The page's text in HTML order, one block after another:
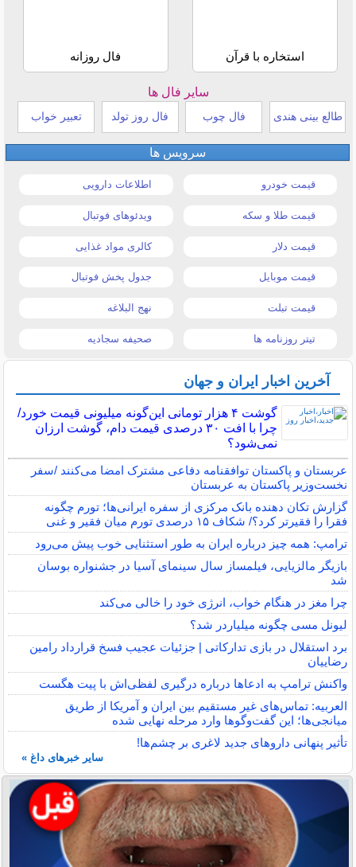
استخاره با قرآن فال روزانه
سایر فال ها
طالع بینی هندی فال چوب فال روز تولد تعبیر خواب
سرویس ها
قیمت خودرو اطلاعات دارویی
قیمت طلا و سکه ویدئوهای فوتبال
قیمت دلار کالری مواد غذایی
قیمت موبایل جدول پخش فوتبال
قیمت تبلت نهج البلاغه
تیتر روزنامه ها صحیفه سجادیه
آخرین اخبار ایران و جهان
گوشت ۴ هزار تومانی این‌گونه میلیونی قیمت خورد/
چرا با افت ۳۰ درصدی قیمت دام، گوشت ارزان
نمی‌شود؟
عربستان و پاکستان توافقنامه دفاعی مشترک امضا می‌کنند /سفر
نخست‌وزیر پاکستان به عربستان
گزارش تکان‌ دهنده بانک مرکزی از سفره ایرانی‌ها؛ تورم چگونه
فقرا را فقیرتر کرد؟/ شکاف ۱۵ درصدی تورم میان فقیر و غنی
ترامپ: همه چیز درباره ایران به طور استثنایی خوب پیش می‌رود
بازیگر مالزیایی، فیلمساز سال سینمای آسیا در جشنواره بوسان
شد
چرا مغز در هنگام خواب، انرژی خود را خالی می‌کند
لیونل مسی چگونه میلیاردر شد؟
برد استقلال در بازی تدارکاتی | جزئیات عجیب فسخ قرارداد رامین
رضاییان
واکنش ترامپ به ادعاها درباره درگیری لفظی‌اش با پیت هگست
العربیه: تماس‌های غیر مستقیم بین ایران و آمریکا از طریق
میانجی‌ها؛ این گفت‌و‌گو‌ها وارد مرحله نهایی شده
تأثیر پنهانی داروهای جدید لاغری بر چشم‌ها!
سایر خبرهای داغ »